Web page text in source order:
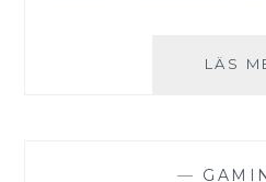
LÄS
—